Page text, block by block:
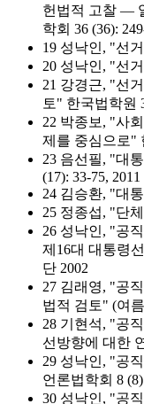
헌법적 고찰 ―
학회 36 (36):
19 성낙인, "선
20 성낙인, "선
21 강경근, "선
토" 한국법학원
22 박종보, "사
제를 중심으로"
23 음선필, "대
(17): 33-75, 2011
24 김승환, "대
25 정종섭, "단
26 성낙인, "공
제16대 대통령
단 2002
27 김래영, "공
법적 검토" (여
28 기현석, "공
선방향에 대한
29 성낙인, "공
언론법학회 8
30 성낙인, "공